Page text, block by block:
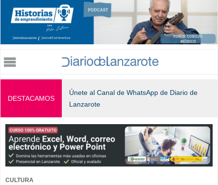
Jump to navigation
DESTACAMOS
Únete al Canal de WhatsApp de Diario de
Lanzarote
CULTURA